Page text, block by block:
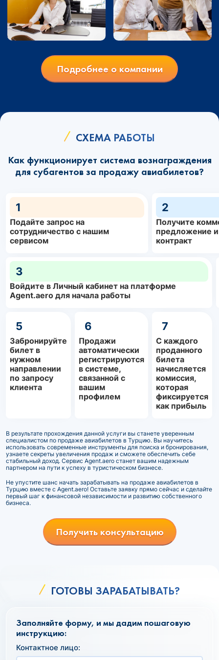
Подробнее о компании
СХЕМА РАБОТЫ
Как функционирует система вознаграждения
для субагентов за продажу авиабилетов?
1
Подайте запрос на
сотрудничество с нашим
сервисом
2
Получите
предложение
контракт
3
Войдите в Личный кабинет на платформе
Agent.aero для начала работы
5
Забронируйте
билет в
нужном
направлении
по запросу
клиента
6
Продажи
автоматически
регистрируются
в системе,
связанной с
вашим
профилем
7
С каждого
проданного
билета
начисляется
комиссия,
которая
фиксируется
как прибыль
В результате прохождения данной услуги вы станете уверенным
специалистом по продаже авиабилетов в Турцию. Вы научитесь
использовать современные инструменты для поиска и бронирования,
узнаете секреты увеличения продаж и сможете обеспечить себе
стабильный доход. Сервис Agent.aero станет вашим надежным
партнером на пути к успеху в туристическом бизнесе.
Не упустите шанс начать зарабатывать на продаже авиабилетов в
Турцию вместе с Agent.aero! Оставьте заявку прямо сейчас и сделайте
первый шаг к финансовой независимости и развитию собственного
бизнеса.
Получить консультацию
ГОТОВЫ ЗАРАБАТЫВАТЬ?
Заполняйте форму, и мы дадим пошаговую
инструкцию:
Контактное лицо: